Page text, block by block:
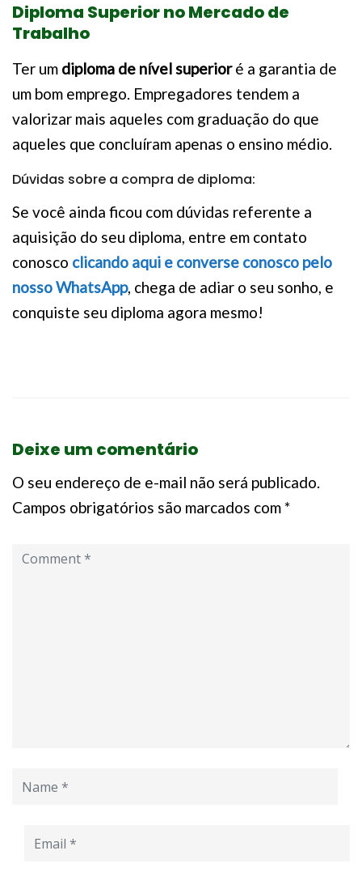
Diploma Superior no Mercado de
Trabalho
Ter um diploma de nível superioré a garantia de
um bom emprego. Empregadores tendem a
valorizar mais aqueles com graduação do que
aqueles que concluíram apenas o ensino médio.
Dúvidas sobre a compra de diploma:
Se você ainda ficou com dúvidas referente a
aquisição do seu diploma, entre em contato
conosco clicando aqui e converse conosco pelo
nosso WhatsApp, chega de adiar o seu sonho, e
conquiste seu diploma agora mesmo!
Deixe um comentário
O seu endereço de e-mail não será publicado.
Campos obrigatórios são marcados com*